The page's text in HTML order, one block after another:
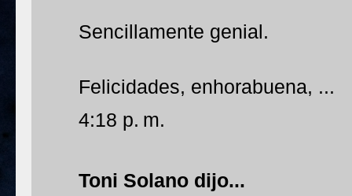
Sencillamente genial.
Felicidades, enhorabuena, ...
4:18 p. m.
Toni Solano dijo...